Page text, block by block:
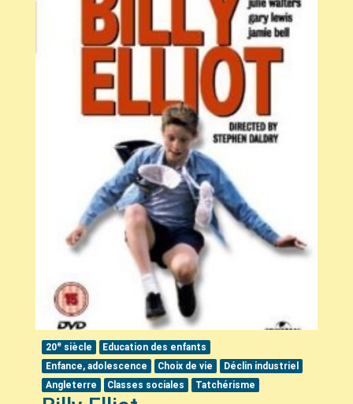
20esiècle
Education des enfants
Enfance, adolescence
Choix de vie
Déclin industriel
Angleterre
Classes sociales Tatchérisme